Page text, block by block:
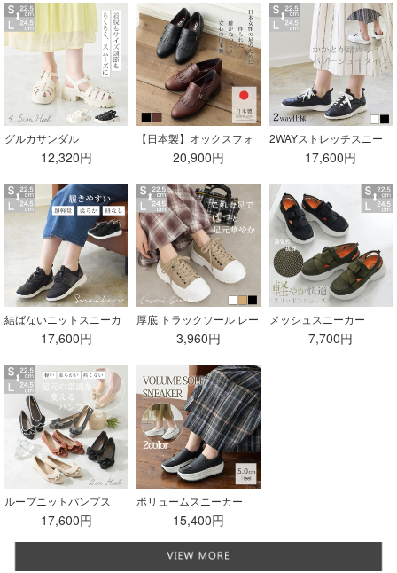
グルカサンダル
12,320円
【日本製】オックスフォ
ードシューズ
20,900円
2WAYストレッチスニー
17,600円
結ばないニットスニーカ
17,600円
厚底 トラックソール レー
スアップ スニーカー
3,960円
メッシュスニーカー
7,700円
ループニットパンプス
17,600円
ボリュームスニーカー
15,400円